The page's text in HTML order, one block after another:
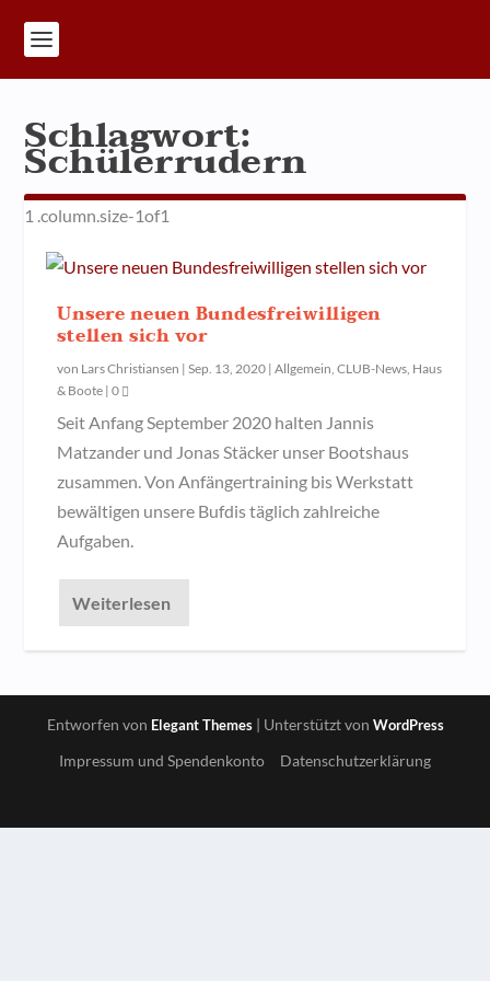
Schlagwort:
Schülerrudern
Unsere neuen Bundesfreiwilligen
stellen sich vor
von Lars Christiansen |Sep. 13, 2020 |Allgemein,CLUB-News, Haus
& Boote |0
Seit Anfang September 2020 halten Jannis
Matzander und Jonas Stäcker unser Bootshaus
zusammen. Von Anfängertraining bis Werkstatt
bewältigen unsere Bufdis täglich zahlreiche
Aufgaben.
Weiterlesen
Entworfen von Elegant Themes| Unterstützt von WordPress
Impressum und Spendenkonto Datenschutzerklärung